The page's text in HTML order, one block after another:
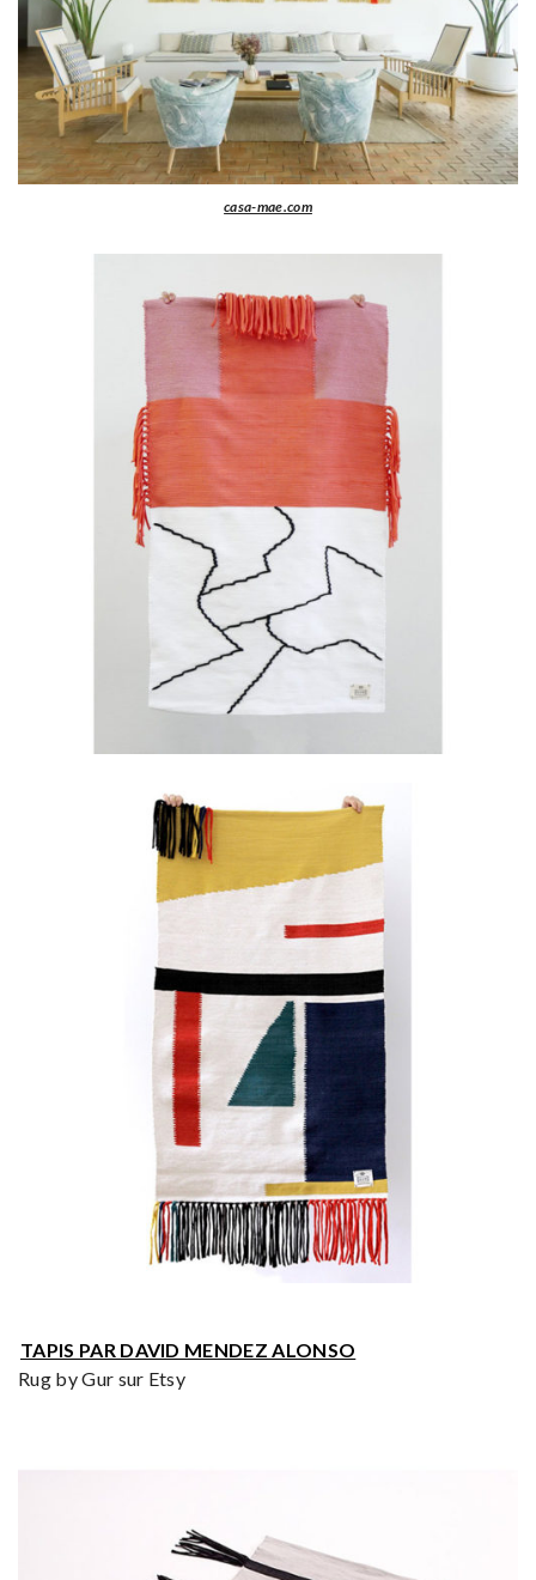
casa-mae.com
TAPIS PAR DAVID MENDEZ ALONSO
Rug by Gur sur Etsy